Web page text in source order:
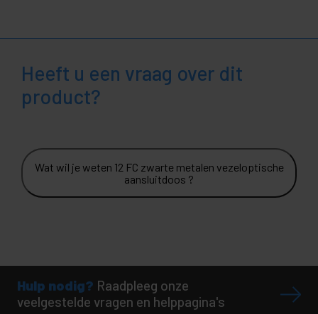
Heeft u een vraag over dit
product?
Wat wil je weten 12 FC zwarte metalen vezeloptische
aansluitdoos ?
Hulp nodig? Raadpleeg onze
veelgestelde vragen en helppagina's